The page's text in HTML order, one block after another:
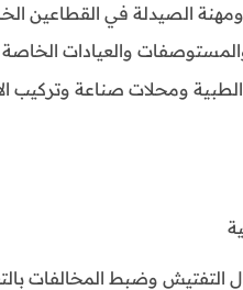
ومهنة الصيدلة في القطاعين
والعيادات الخاصة
ومحلات صناعة وتركيب
التفتيش وضبط المخالفات